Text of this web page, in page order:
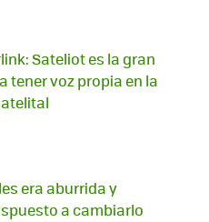
Sateliot es la gran
tener voz propia en la
era aburrida y
a cambiarlo